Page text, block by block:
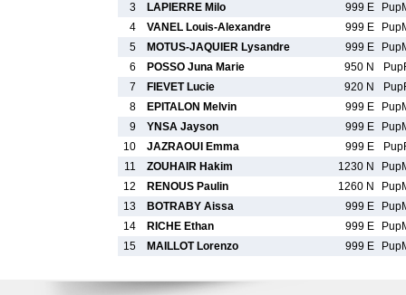
3
LAPIERRE Milo 999 E
4
VANEL Louis-Alexandre 999 E
5
MOTUS-JAQUIER Lysandre 999 E
6
POSSO Juna Marie 950 N
7
FIEVET Lucie 920 N
8
EPITALON Melvin 999 E
9
YNSA Jayson 999 E
10
JAZRAOUI Emma 999 E
11
ZOUHAIR Hakim 1230 N
12
RENOUS Paulin 1260 N
13
BOTRABY Aissa 999 E
14
RICHE Ethan 999 E
15
MAILLOT Lorenzo 999 E